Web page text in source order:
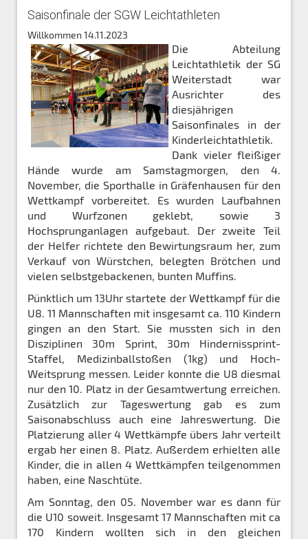
Saisonfinale der SGW Leichtathleten
Willkommen 14.11.2023
Die Abteilung
Leichtathletik der SG
Weiterstadt war
Ausrichter des
diesjährigen
Saisonfinales in der
Kinderleichtathletik.
Dank vieler fleißiger
Hände wurde am Samstagmorgen, den 4.
November, die Sporthalle in Gräfenhausen für den
Wettkampf vorbereitet. Es wurden Laufbahnen
und Wurfzonen geklebt, sowie 3
Hochsprunganlagen aufgebaut. Der zweite Teil
der Helfer richtete den Bewirtungsraum her, zum
Verkauf von Würstchen, belegten Brötchen und
vielen selbstgebackenen, bunten Muffins.
Pünktlich um 13Uhr startete der Wettkampf für die
U8. 11 Mannschaften mit insgesamt ca. 110 Kindern
gingen an den Start. Sie mussten sich in den
Disziplinen 30m Sprint, 30m Hindernissprint-
Staffel, Medizinballstoßen (1kg) und Hoch-
Weitsprung messen. Leider konnte die U8 diesmal
nur den 10. Platz in der Gesamtwertung erreichen.
Zusätzlich zur Tageswertung gab es zum
Saisonabschluss auch eine Jahreswertung. Die
Platzierung aller 4 Wettkämpfe übers Jahr verteilt
ergab her einen 8. Platz. Außerdem erhielten alle
Kinder, die in allen 4 Wettkämpfen teilgenommen
haben, eine Naschtüte.
Am Sonntag, den 05. November war es dann für
die U10 soweit. Insgesamt 17 Mannschaften mit ca
170 Kindern wollten sich in den gleichen